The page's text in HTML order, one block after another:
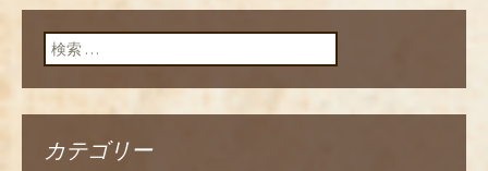
検索:
カテゴリー